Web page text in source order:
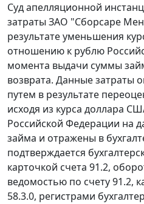
Суд апелляционной
затраты ЗАО "Сборсаре
результате уменьшения
отношению к рублю
момента выдачи суммы
возврата. Данные затраты
путем в результате
исходя из курса доллара
Российской Федерации на
займа и отражены в
подтверждается
карточкой счета 91.2,
ведомостью по счету 91.2,
58.3.0, регистрами